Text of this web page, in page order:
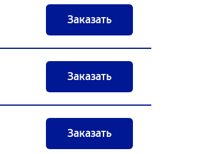
Заказать
Заказать
Заказать